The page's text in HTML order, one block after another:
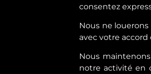
consentez
Nous ne
avec votre
Nous
notre activité en